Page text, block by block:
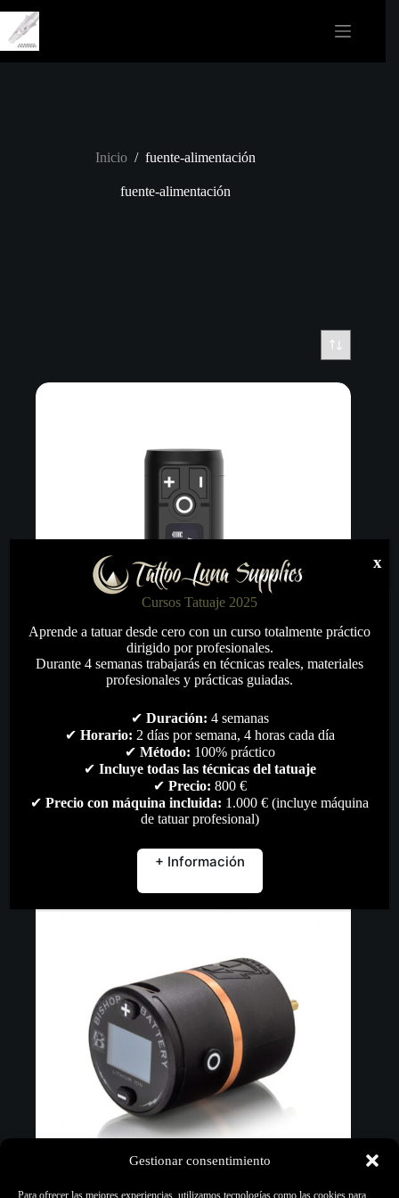
Gestionar consentimiento
Para ofrecer las mejores experiencias, utilizamos tecnologías como las cookies para
contenido
Inicio / fuente-alimentación
fuente-alimentación
Batería de Recambio Máquina Inalámbrica Tattoo
Ambition hello
90,95€
Fuentes, Maquinas de Tatuar
Cursos Tatuaje 2025
Aprende a tatuar desde cero con un curso totalmente práctico
dirigido por profesionales.
Durante 4 semanas trabajarás en técnicas reales, materiales
profesionales y prácticas guiadas.
✔ Duración: 4 semanas
✔ Horario: 2 días por semana, 4 horas cada día
✔ Método: 100% práctico
✔ Incluye todas las técnicas del tatuaje
✔ Precio: 800 €
✔ Precio con máquina incluida: 1.000 € (incluye máquina
de tatuar profesional)
+ Información
x